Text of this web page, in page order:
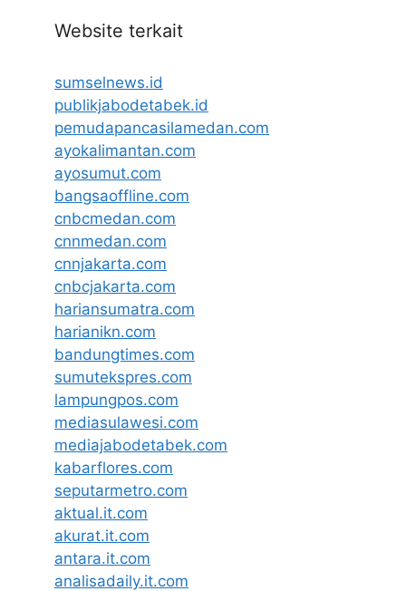
Website terkait
sumselnews.id
publikjabodetabek.id
pemudapancasilamedan.com
ayokalimantan.com
ayosumut.com
bangsaoffline.com
cnbcmedan.com
cnnmedan.com
cnnjakarta.com
cnbcjakarta.com
hariansumatra.com
harianikn.com
bandungtimes.com
sumutekspres.com
lampungpos.com
mediasulawesi.com
mediajabodetabek.com
kabarflores.com
seputarmetro.com
aktual.it.com
akurat.it.com
antara.it.com
analisadaily.it.com